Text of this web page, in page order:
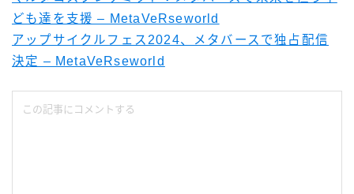
ども達を支援 – MetaVeRseworld
アップサイクルフェス2024、メタバースで独占配信
決定 – MetaVeRseworld